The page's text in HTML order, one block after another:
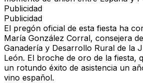
Publicidad
Publicidad
El pregón oficial de esta fiesta ha
María González Corral, consejera
Ganadería y Desarrollo Rural de la
León. El broche de oro de la fiesta,
un rotundo éxito de asistencia un
vino español.